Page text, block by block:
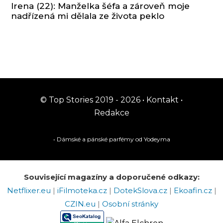
Irena (22): Manželka šéfa a zároveň moje
nadřízená mi dělala ze života peklo
© Top Stories 2019 - 2026 • Kontakt •
Redakce
• Dámské a pánské parfémyod Yodeyma
Související magazíny a doporučené odkazy:
Netflixer.eu | iFilmoteka.cz | DotekSlova.cz | Ekoafin.cz |
CZIN.eu | Osobní stránky